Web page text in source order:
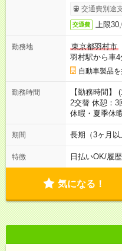
交通費別途
交通費 上限
勤務地
東京都羽村市
羽村駅から車4
自動車製品
勤務時間
【勤務時間】
2交替 休憩：3
休暇・夏季休
期間 長期（3ヶ月以
特徴 日払いOK/履
気になる！